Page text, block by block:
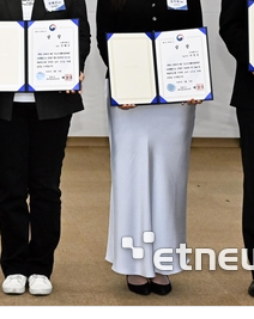
10
애플, 오픈AI
분…오픈AI “근